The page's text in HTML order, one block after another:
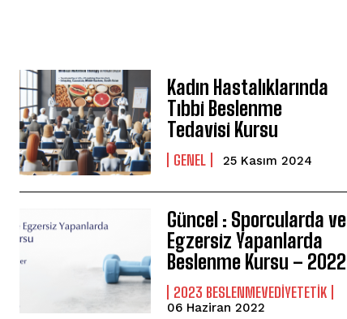
Kadın Hastalıklarında
Tıbbi Beslenme
Tedavisi Kursu
GENEL 25 Kasım 2024
Güncel : Sporcularda ve
Egzersiz Yapanlarda
Beslenme Kursu – 2022
2023 BESLENMEVEDIYETETIK
06 Haziran 2022